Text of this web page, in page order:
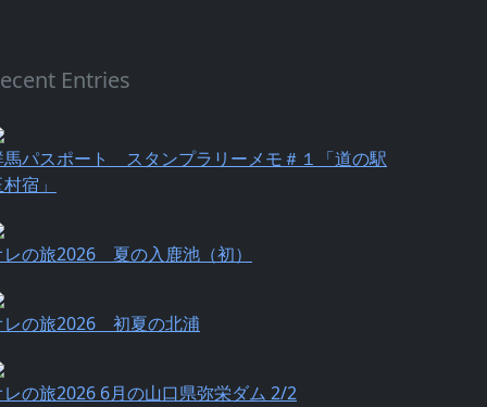
Entries
馬パスポート スタンプラリーメモ＃１「道の駅
宿」
レの旅2026 夏の入鹿池（初）
レの旅2026 初夏の北浦
レの旅2026 6月の山口県弥栄ダム 2/2